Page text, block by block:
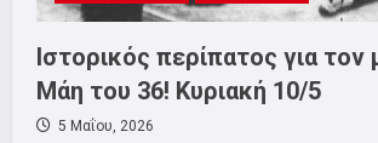
Ιστορικός περίπατος για
Μάη του 36! Κυριακή 10/5
5 Μαΐου, 2026